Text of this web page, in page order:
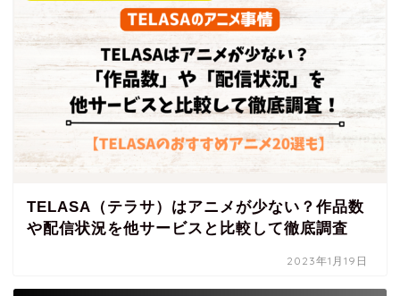
TELASA（テラサ）はアニメが少ない？作品数
や配信状況を他サービスと比較して徹底調査
2023年1月19日